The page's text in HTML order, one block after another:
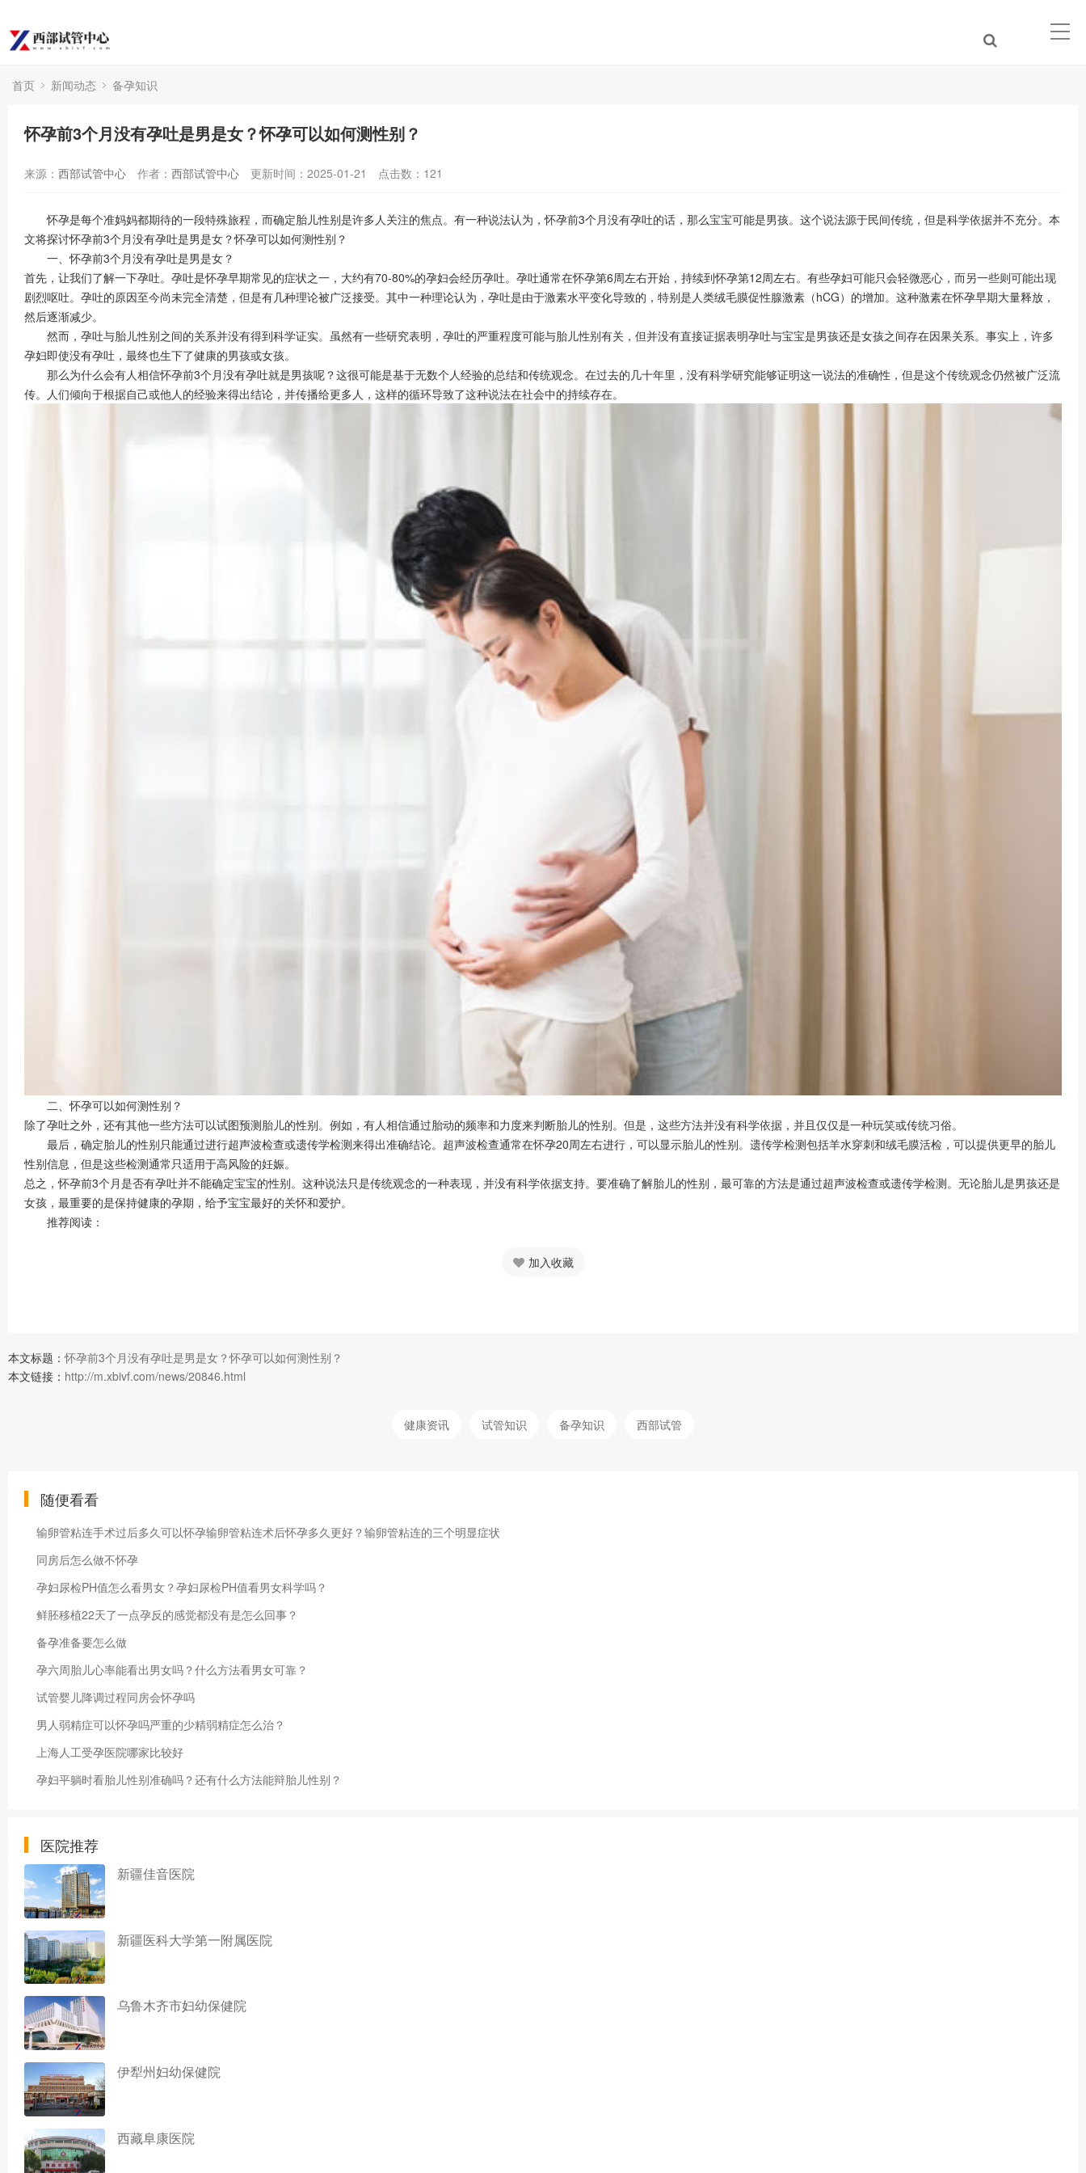
首页 新闻动态 备孕知识
怀孕前3个月没有孕吐是男是女？怀孕可以如何测性别？
来源： 西部试管中心 作者： 西部试管中心 更新时间：2025-01-21 点击数： 121
怀孕是每个准妈妈都期待的一段特殊旅程，而确定胎儿性别是许多人关注的焦点。有一种说法认为，怀孕前3个月没有孕吐的话，那么宝宝可能是男孩。这个说法源于民间传统，但是科学依据并不充分。本
文将探讨怀孕前3个月没有孕吐是男是女？怀孕可以如何测性别？
一、怀孕前3个月没有孕吐是男是女？
首先，让我们了解一下孕吐。孕吐是怀孕早期常见的症状之一，大约有70-80%的孕妇会经历孕吐。孕吐通常在怀孕第6周左右开始，持续到怀孕第12周左右。有些孕妇可能只会轻微恶心，而另一些则可能出现
剧烈呕吐。孕吐的原因至今尚未完全清楚，但是有几种理论被广泛接受。其中一种理论认为，孕吐是由于激素水平变化导致的，特别是人类绒毛膜促性腺激素（hCG）的增加。这种激素在怀孕早期大量释放，
然后逐渐减少。
然而，孕吐与胎儿性别之间的关系并没有得到科学证实。虽然有一些研究表明，孕吐的严重程度可能与胎儿性别有关，但并没有直接证据表明孕吐与宝宝是男孩还是女孩之间存在因果关系。事实上，许多
孕妇即使没有孕吐，最终也生下了健康的男孩或女孩。
那么为什么会有人相信怀孕前3个月没有孕吐就是男孩呢？这很可能是基于无数个人经验的总结和传统观念。在过去的几十年里，没有科学研究能够证明这一说法的准确性，但是这个传统观念仍然被广泛流
传。人们倾向于根据自己或他人的经验来得出结论，并传播给更多人，这样的循环导致了这种说法在社会中的持续存在。
二、怀孕可以如何测性别？
除了孕吐之外，还有其他一些方法可以试图预测胎儿的性别。例如，有人相信通过胎动的频率和力度来判断胎儿的性别。但是，这些方法并没有科学依据，并且仅仅是一种玩笑或传统习俗。
最后，确定胎儿的性别只能通过进行超声波检查或遗传学检测来得出准确结论。超声波检查通常在怀孕20周左右进行，可以显示胎儿的性别。遗传学检测包括羊水穿刺和绒毛膜活检，可以提供更早的胎儿
性别信息，但是这些检测通常只适用于高风险的妊娠。
总之，怀孕前3个月是否有孕吐并不能确定宝宝的性别。这种说法只是传统观念的一种表现，并没有科学依据支持。要准确了解胎儿的性别，最可靠的方法是通过超声波检查或遗传学检测。无论胎儿是男孩还是
女孩，最重要的是保持健康的孕期，给予宝宝最好的关怀和爱护。
推荐阅读：
加入收藏
本文标题：怀孕前3个月没有孕吐是男是女？怀孕可以如何测性别？
本文链接： http://m.xbivf.com/news/20846.html
健康资讯 试管知识 备孕知识 西部试管
随便看看
输卵管粘连手术过后多久可以怀孕输卵管粘连术后怀孕多久更好？输卵管粘连的三个明显症状
同房后怎么做不怀孕
孕妇尿检PH值怎么看男女？孕妇尿检PH值看男女科学吗？
鲜胚移植22天了一点孕反的感觉都没有是怎么回事？
备孕准备要怎么做
孕六周胎儿心率能看出男女吗？什么方法看男女可靠？
试管婴儿降调过程同房会怀孕吗
男人弱精症可以怀孕吗严重的少精弱精症怎么治？
上海人工受孕医院哪家比较好
孕妇平躺时看胎儿性别准确吗？还有什么方法能辩胎儿性别？
医院推荐
新疆佳音医院
新疆医科大学第一附属医院
乌鲁木齐市妇幼保健院
伊犁州妇幼保健院
西藏阜康医院